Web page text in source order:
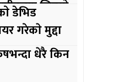
लिइयाे
डेभिड
गरेकाे मुद्दा
धेरै किन